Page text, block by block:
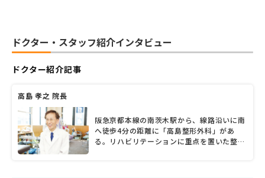
ドクター・スタッフ紹介インタビュー
ドクター紹介記事
高島 孝之 院長
阪急京都本線の南茨木駅から、線路沿いに南
へ徒歩4分の距離に「高島整形外科」があ
る。リハビリテーションに重点を置いた整形